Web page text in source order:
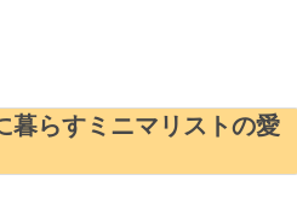
暮らすミニマリストの愛